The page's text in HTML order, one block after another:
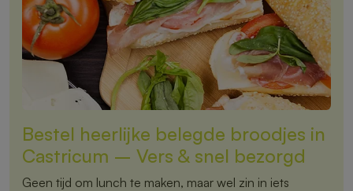
Bestel heerlijke belegde broodjes in
Castricum – Vers & snel bezorgd
Geen tijd om lunch te maken, maar wel zin in iets